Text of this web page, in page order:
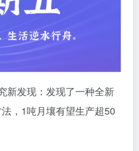
新发现：发现了一种全新
，1吨月壤有望生产超50